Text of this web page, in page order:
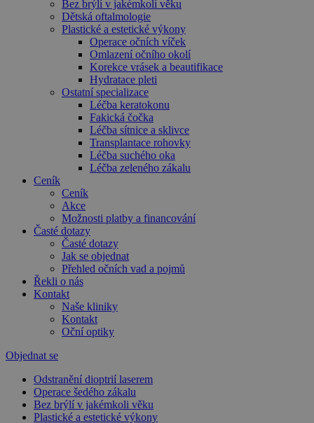
Bez brýlí v jakémkoli věku
Dětská oftalmologie
Plastické a estetické výkony
Operace očních víček
Omlazení očního okolí
Korekce vrásek a beautifikace
Hydratace pleti
Ostatní specializace
Léčba keratokonu
Fakická čočka
Léčba sítnice a sklivce
Transplantace rohovky
Léčba suchého oka
Léčba zeleného zákalu
Ceník
Ceník
Akce
Možnosti platby a financování
Časté dotazy
Časté dotazy
Jak se objednat
Přehled očních vad a pojmů
Řekli o nás
Kontakt
Naše kliniky
Kontakt
Oční optiky
Objednat se
Odstranění dioptrií laserem
Operace šedého zákalu
Bez brýlí v jakémkoli věku
Plastické a estetické výkony